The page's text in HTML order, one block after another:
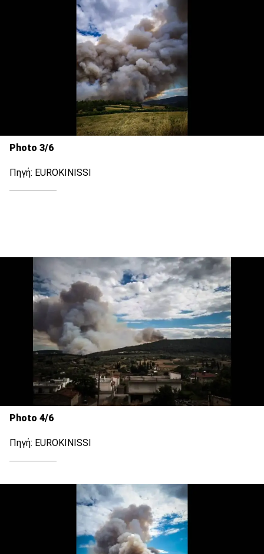
Photo 3/6
Πηγή: EUROKINISSI
Photo 4/6
Πηγή: EUROKINISSI